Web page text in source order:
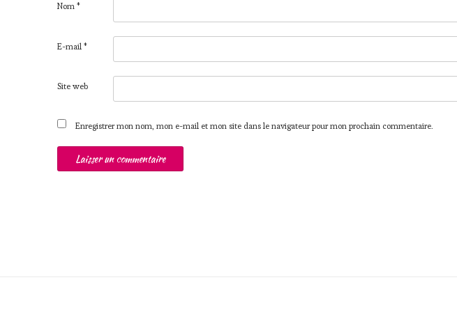
Nom *
E-mail *
Site web
Enregistrer mon nom, mon e-mail et mon site dans le navigateur pour mon prochain commentaire.